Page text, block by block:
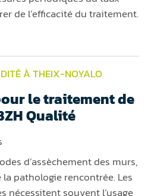
de l’efficacité du traitement.
À THEIX-NOYALO
le traitement de
Qualité
d’assèchement des murs,
pathologie rencontrée. Les
nécessitent souvent l’usage